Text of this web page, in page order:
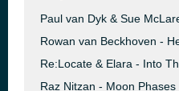
Paul van Dyk & Sue
Rowan van Beckhoven -
Re:Locate & Elara - Into
Raz Nitzan - Moon Phases